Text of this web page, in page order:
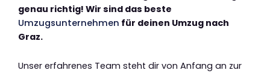
genau richtig! Wir sind das beste
Umzugsunternehmen für deinen Umzug nach
Graz.
Unser erfahrenes Team steht dir von Anfang an zur